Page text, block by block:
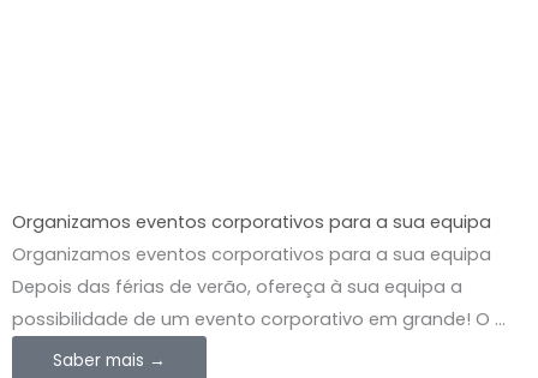
Organizamos eventos corporativos para a sua equipa
Organizamos eventos corporativos para a sua equipa
Depois das férias de verão, ofereça à sua equipa a
possibilidade de um evento corporativo em grande! O ...
Saber mais →